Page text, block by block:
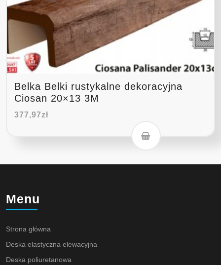
Belka Belki rustykalne dekoracyjna
Ciosan 20×13 3M
377,97zł
Menu
Strona główna
Deska elastyczna elewacyjna
Deska poliuretanowa